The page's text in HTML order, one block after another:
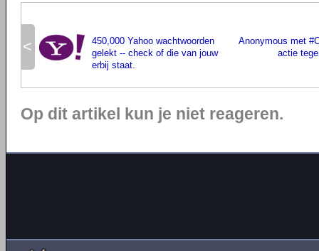
<
450,000 Yahoo wachtwoorden
gelekt -- check of die van jouw
erbij staat.
Anonymous met
actie
Op dit artikel kun je niet reageren.